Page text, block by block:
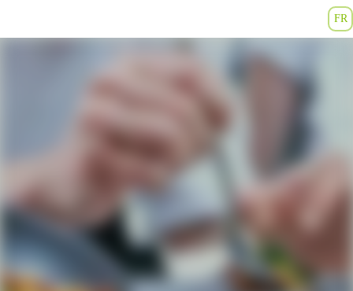
FR
Page Carrière et postes vacants – Groupe